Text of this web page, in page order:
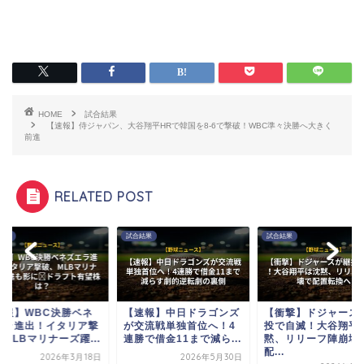
HOME
試合結果
【速報】侍ジャパン、大谷翔平HRで韓国を8-6で撃破！WBC準々決勝へ大きく
前進
RELATED POST
報】WBC決勝ベネ
ラ進出！イタリア撃
MLBマリナーズ躍...
2026年3月18日
試合結果
【速報】中日ドラゴンズ
が交流戦単独首位へ！4
連勝で借金11まで減ら...
2026年5月30日
試合結果
【衝撃】ドジャース
投で自滅！大谷翔平
黙、リリーフ陣崩壊
配...